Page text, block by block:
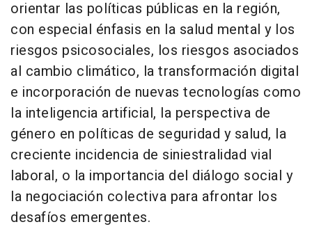
orientar las políticas públicas en la región,
con especial énfasis en la salud mental y los
riesgos psicosociales, los riesgos asociados
al cambio climático, la transformación digital
e incorporación de nuevas tecnologías como
la inteligencia artificial, la perspectiva de
género en políticas de seguridad y salud, la
creciente incidencia de siniestralidad vial
laboral, o la importancia del diálogo social y
la negociación colectiva para afrontar los
desafíos emergentes.